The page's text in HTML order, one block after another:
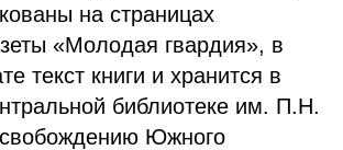
на страницах
«Молодая гвардия», в
текст книги и хранится в
библиотеке им. П.Н.
Южного